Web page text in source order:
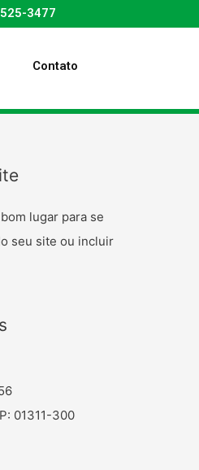
3477
Contato
lugar para se
seu site ou incluir
01311-300